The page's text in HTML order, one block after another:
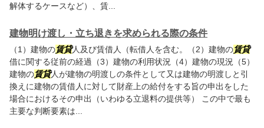
解体するケースなど）、賃...
建物明け渡し・立ち退きを求められる際の条件
（1）建物の賃貸人及び賃借人（転借人を含む。（2）建物の賃貸
借に関する従前の経過（3）建物の利用状況（4）建物の現況（5）
建物の賃貸人が建物の明渡しの条件として又は建物の明渡しと引
換えに建物の賃借人に対して財産上の給付をする旨の申出をした
場合におけるその申出（いわゆる立退料の提供等） この中で最も
主要な判断要素は...